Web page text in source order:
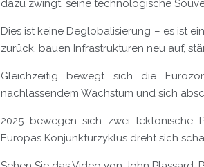
dazu zwingt, seine technologische
Dies ist keine Deglobalisierung – es ist
zurück, bauen Infrastrukturen neu auf,
Gleichzeitig bewegt sich die
nachlassendem Wachstum und sich
2025 bewegen sich zwei tektonische
Europas Konjunkturzyklus dreht sich